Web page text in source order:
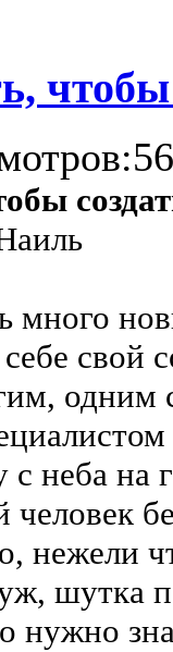
чтобы
много
себе
одним
с неба на
нежели
шутка
нужно